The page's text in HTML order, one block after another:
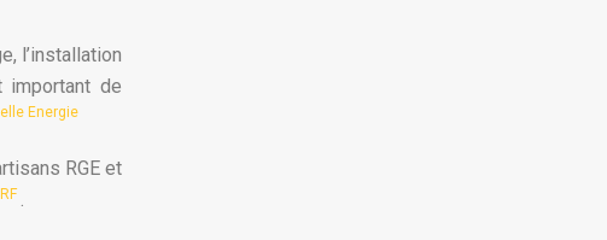
l’installation
de
Energie
RGE et
.